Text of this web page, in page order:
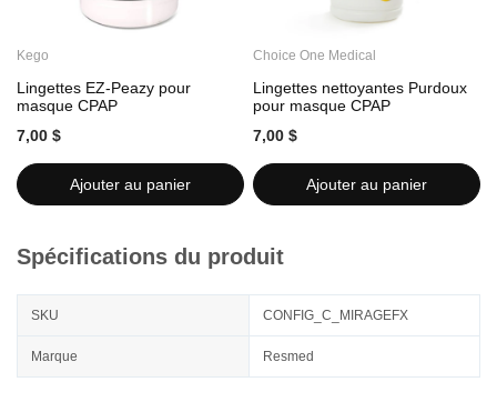
Kego
Lingettes EZ-Peazy pour
masque CPAP
7,00 $
Ajouter au panier
Choice One Medical
Lingettes nettoyantes Purdoux
pour masque CPAP
7,00 $
Ajouter au panier
Spécifications du produit
SKU CONFIG_C_MIRAGEFX
Marque Resmed